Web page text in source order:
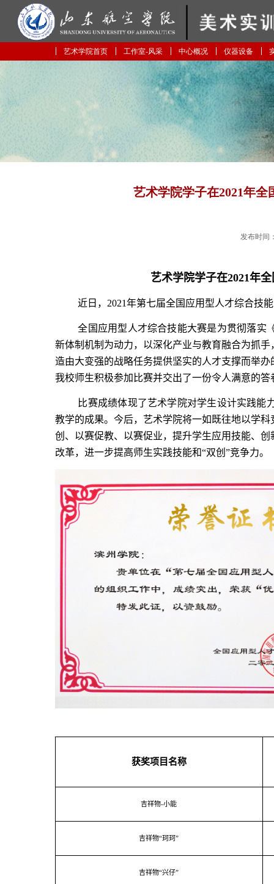
艺术学院首页 工作室-风采 中心概况 仪器设备
艺术学院学子在2021年
发布时间
艺术学院学子在2021年全
近日， 2021年第七届全国应用型人才综合技
全国应用型人才综合技能大赛是为贯彻落实
新体制机制为动力，以深化产业与教育融合为抓
造由大变强的战略任务提供坚实的人才支撑而举
我校师生积极参加比赛并交出了一份令人满意的答
比赛成绩体现了艺术学院对学生设计实践能
教学的成果。今后，艺术学院将一如既往地以学
创、以赛促教、以赛促业，提升学生应用技能、
改革，进一步提高师生实践技能和“双创”竞争力。
获奖项目名称
吉祥物-小能
吉祥物“珂珂”
吉祥物“兴仔”